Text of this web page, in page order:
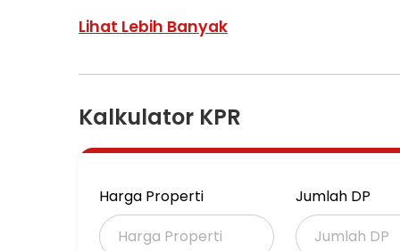
Lihat Lebih Banyak
Kalkulator KPR
Harga Properti Jumlah DP